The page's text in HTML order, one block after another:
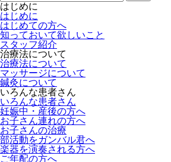
はじめに
はじめに
はじめての方へ
知っておいて欲しいこと
スタッフ紹介
治療法について
治療法について
マッサージについて
鍼灸について
いろんな患者さん
いろんな患者さん
妊娠中・産後の方へ
お子さん連れの方へ
お子さんの治療
部活動をガンバル君へ
楽器を演奏される方へ
ご年配の方へ